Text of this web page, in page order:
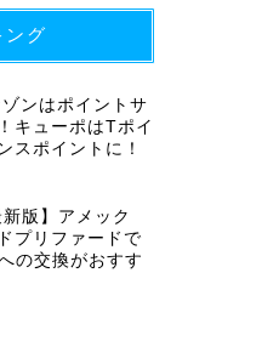
ング
ンはポイントサ
キューポはTポイ
スポイントに！
新版】アメック
プリファードで
の交換がおすす